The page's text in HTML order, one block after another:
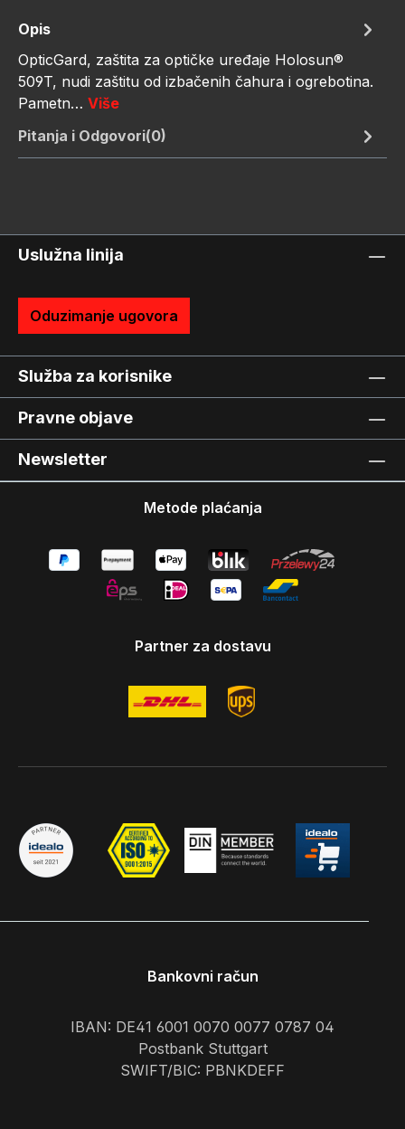
Opis
OpticGard, zaštita za optičke uređaje Holosun®
509T, nudi zaštitu od izbačenih čahura i ogrebotina.
Pametn… Više
Pitanja i Odgovori(0)
Uslužna linija
Oduzimanje ugovora
Služba za korisnike
Pravne objave
Newsletter
Metode plaćanja
Partner za dostavu
Bankovni račun
IBAN: DE41 6001 0070 0077 0787 04
Postbank Stuttgart
SWIFT/BIC: PBNKDEFF